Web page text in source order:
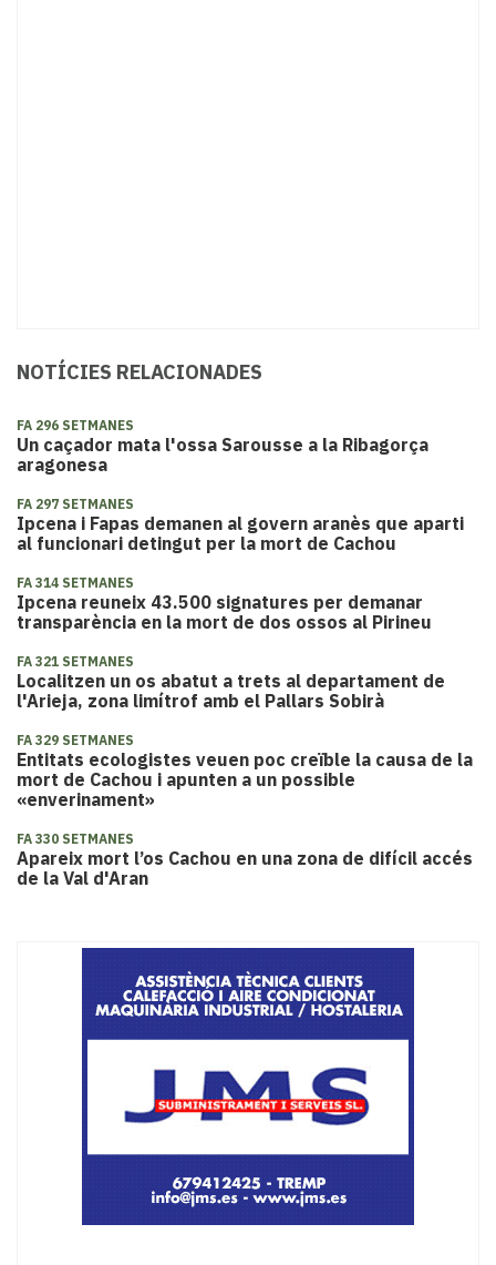
NOTÍCIES RELACIONADES
FA 296 SETMANES
​Un caçador mata l'ossa Sarousse a la Ribagorça
aragonesa
FA 297 SETMANES
Ipcena i Fapas demanen al govern aranès que aparti
al funcionari detingut per la mort de Cachou
FA 314 SETMANES
Ipcena reuneix 43.500 signatures per demanar
transparència en la mort de dos ossos al Pirineu
FA 321 SETMANES
Localitzen un os abatut a trets al departament de
l'Arieja, zona limítrof amb el Pallars Sobirà
FA 329 SETMANES
Entitats ecologistes veuen poc creïble la causa de la
mort de Cachou i apunten a un possible
«enverinament»
FA 330 SETMANES
​Apareix mort l’os Cachou en una zona de difícil accés
de la Val d'Aran